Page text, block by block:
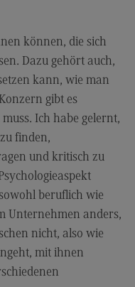
können, die sich
Dazu gehört auch,
kann, wie man
gibt es
Ich habe gelernt,
finden,
und kritisch zu
beruflich wie
Unternehmen anders,
nicht, also wie
mit ihnen